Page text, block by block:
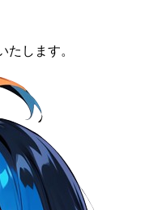
たします。